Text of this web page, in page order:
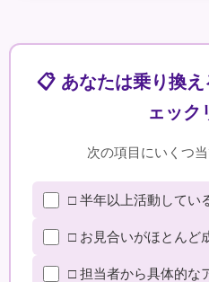
📋 あなたは乗り換
ェック
次の項目にいくつ
□ 半年以上活動してい
□ お見合いがほとんど
□ 担当者から具体的な